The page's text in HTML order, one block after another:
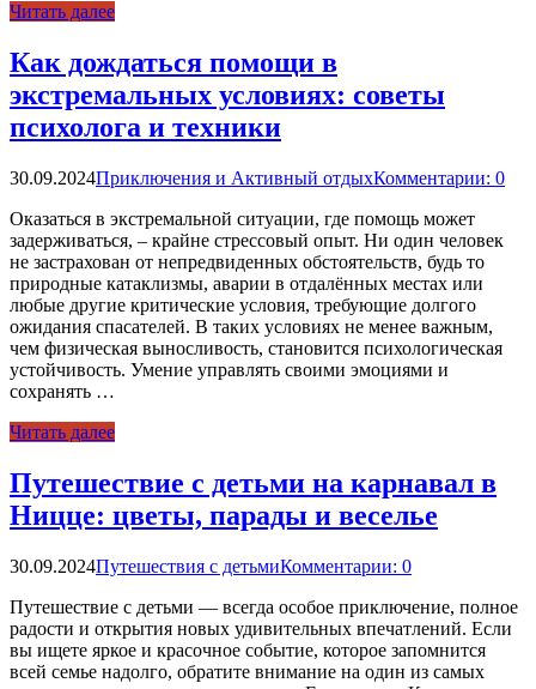
Читать далее
Как дождаться помощи в
экстремальных условиях: советы
психолога и техники
30.09.2024Приключения и Активный отдыхКомментарии: 0
Оказаться в экстремальной ситуации, где помощь может
задерживаться, – крайне стрессовый опыт. Ни один человек
не застрахован от непредвиденных обстоятельств, будь то
природные катаклизмы, аварии в отдалённых местах или
любые другие критические условия, требующие долгого
ожидания спасателей. В таких условиях не менее важным,
чем физическая выносливость, становится психологическая
устойчивость. Умение управлять своими эмоциями и
сохранять …
Читать далее
Путешествие с детьми на карнавал в
Ницце: цветы, парады и веселье
30.09.2024Путешествия с детьмиКомментарии: 0
Путешествие с детьми — всегда особое приключение, полное
радости и открытия новых удивительных впечатлений. Если
вы ищете яркое и красочное событие, которое запомнится
всей семье надолго, обратите внимание на один из самых